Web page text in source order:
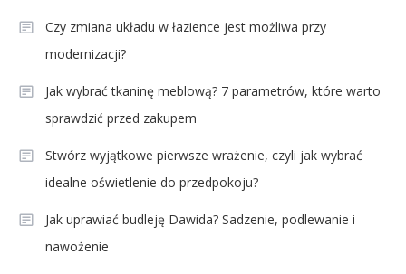
Czy zmiana układu w łazience jest możliwa przy
modernizacji?
Jak wybrać tkaninę meblową? 7 parametrów, które warto
sprawdzić przed zakupem
Stwórz wyjątkowe pierwsze wrażenie, czyli jak wybrać
idealne oświetlenie do przedpokoju?
Jak uprawiać budleję Dawida? Sadzenie, podlewanie i
nawożenie